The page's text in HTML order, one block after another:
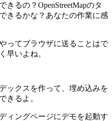
るの？OpenStreetMapのタ
きるかな？あなたの作業に感
ってブラウザに送ることはで
早いよね。
ックスを作って、埋め込みを
きるよ。
ィングページにデモを起動す